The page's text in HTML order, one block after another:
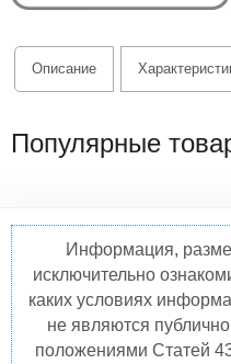
Описание
Популярные
Информация,
исключительно
каких условиях
не являются
положениями Статей